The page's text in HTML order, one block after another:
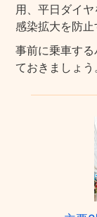
用、平日ダイ
感染拡大を防止
事前に乗車す
ておきましょう